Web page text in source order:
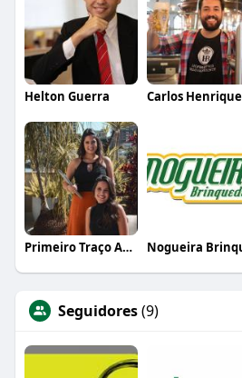
Helton Guerra
Primeiro Traço Arquitetura
Seguidores(9)